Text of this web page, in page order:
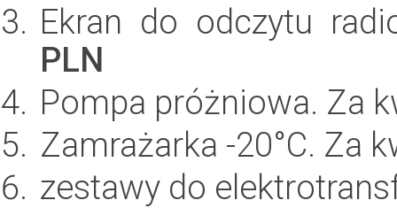
Ekran do odczytu
PLN
Pompa próżniowa. Za
Zamrażarka -20°C. Za
zestawy do